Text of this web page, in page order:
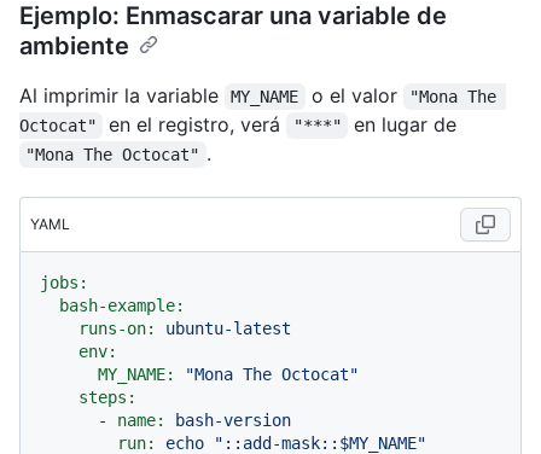
Ejemplo: Enmascarar una variable de
ambiente
Al imprimir la variable MY_NAME o el valor
"Mona The
Octocat"
en el registro, verá "***" en lugar de
"Mona The Octocat" .
YAML
jobs:
bash-example:
runs-on:
ubuntu-latest
env:
MY_NAME:
"Mona The Octocat"
steps:
-
name:
bash-version
run:
echo "::add-mask::$MY_NAME"